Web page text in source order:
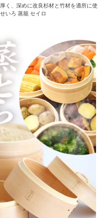
く、深めに改良杉材と竹材を適所に使
いろ 蒸籠 セイロ